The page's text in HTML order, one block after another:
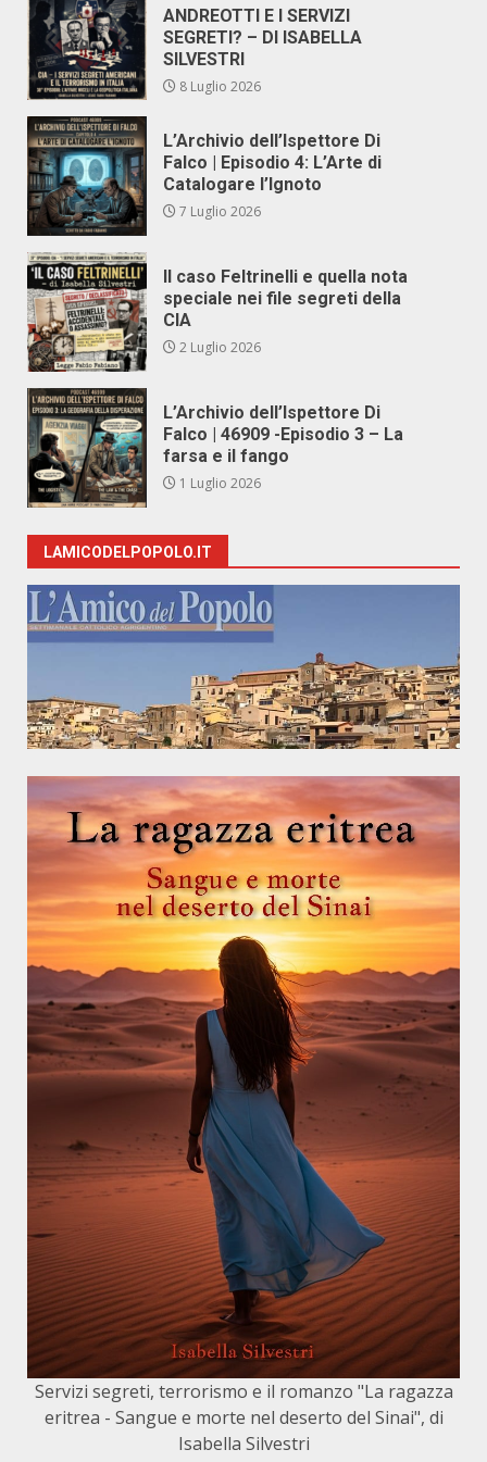
ANDREOTTI E I SERVIZI
SEGRETI? – DI ISABELLA
SILVESTRI
8 Luglio 2026
L’Archivio dell’Ispettore Di
Falco | Episodio 4: L’Arte di
Catalogare l’Ignoto
7 Luglio 2026
Il caso Feltrinelli e quella nota
speciale nei file segreti della
CIA
2 Luglio 2026
L’Archivio dell’Ispettore Di
Falco | 46909 -Episodio 3 – La
farsa e il fango
1 Luglio 2026
LAMICODELPOPOLO.IT
Servizi segreti, terrorismo e il romanzo "La ragazza
eritrea - Sangue e morte nel deserto del Sinai", di
Isabella Silvestri